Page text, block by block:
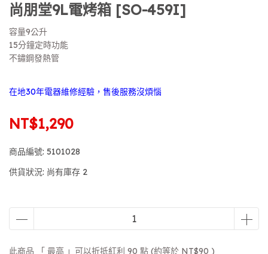
尚朋堂9L電烤箱 [SO-459I]
容量9公升
15分鐘定時功能
不鏽鋼發熱管
在地30年電器維修經驗，售後服務沒煩惱
NT$1,290
商品編號: 5101028
供貨狀況: 尚有庫存 2
此商品 「 最高 」可以折抵紅利 90 點 (約等於 NT$90 )